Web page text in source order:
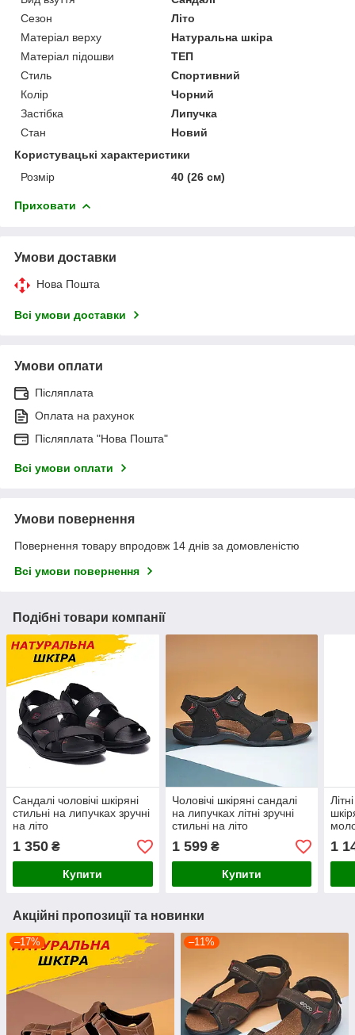
Сезон
Літо
Матеріал верху
Натуральна шкіра
Матеріал підошви
ТЕП
Стиль
Спортивний
Колір
Чорний
Застібка
Липучка
Стан
Новий
Користувацькі характеристики
Розмір
40 (26 см)
Приховати
Умови доставки
Нова Пошта
Всі умови доставки
Умови оплати
Післяплата
Оплата на рахунок
Післяплата "Нова Пошта"
Всі умови оплати
Умови повернення
Повернення товару впродовж 14 днів за домовленістю
Всі умови повернення
Подібні товари компанії
Сандалі чоловічі шкіряні
стильні на липучках зручні
на літо
1 350 ₴
Купити
Чоловічі шкіряні сандалі
на липучках літні зручні
стильні на літо
1 599₴
Купити
1
Акційні пропозиції та новинки
–17% –11%